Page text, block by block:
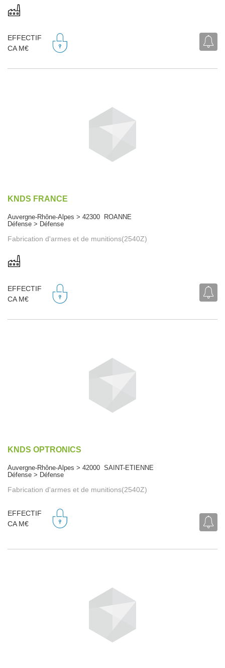
EFFECTIF
CA M€
KNDS FRANCE
Auvergne-Rhône-Alpes > 42300 ROANNE
Défense > Défense
Fabrication d'armes et de munitions(2540Z)
EFFECTIF
CA M€
KNDS OPTRONICS
Auvergne-Rhône-Alpes > 42000 SAINT-ETIENNE
Défense > Défense
Fabrication d'armes et de munitions(2540Z)
EFFECTIF
CA M€